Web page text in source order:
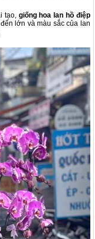
tạo, giống hoa lan hồ điệp
lớn và màu sắc của lan